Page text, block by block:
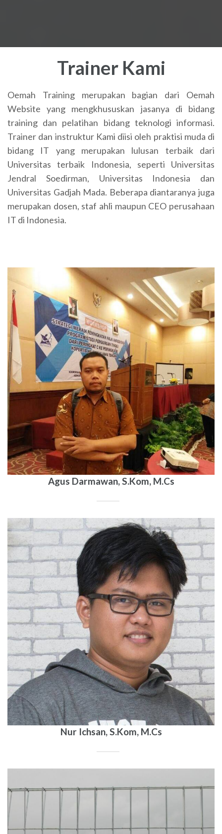
Trainer Kami
Oemah Training merupakan bagian dari Oemah
Website yang mengkhususkan jasanya di bidang
training dan pelatihan bidang teknologi informasi.
Trainer dan instruktur Kami diisi oleh praktisi muda di
bidang IT yang merupakan lulusan terbaik dari
Universitas terbaik Indonesia, seperti Universitas
Jendral Soedirman, Universitas Indonesia dan
Universitas Gadjah Mada. Beberapa diantaranya juga
merupakan dosen, staf ahli maupun CEO perusahaan
IT di Indonesia.
Agus Darmawan, S.Kom, M.Cs
Nur Ichsan, S.Kom, M.Cs